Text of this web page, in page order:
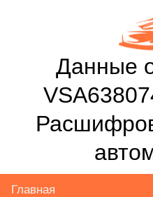
Данные
Главная